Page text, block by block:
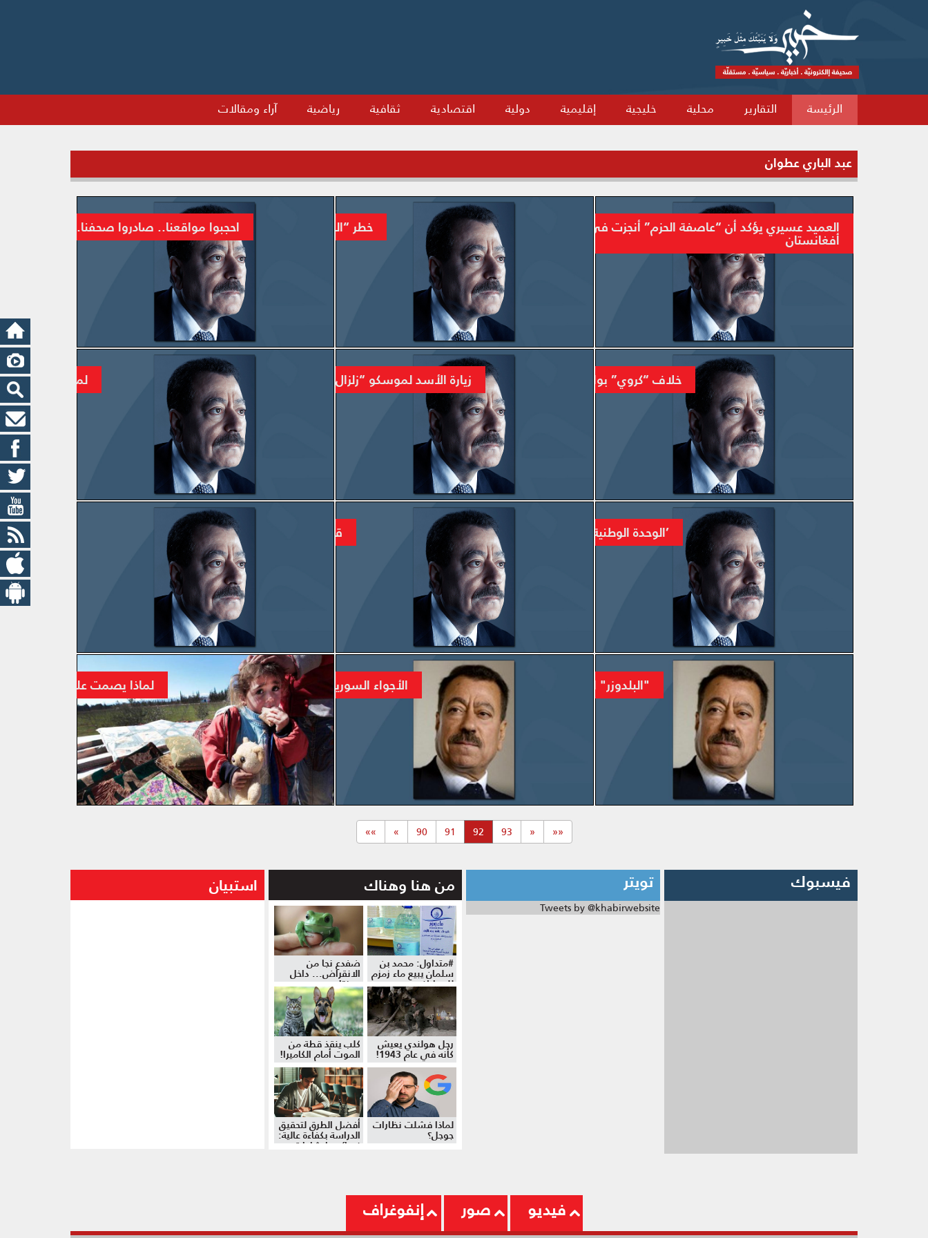
الرئيسة التقارير محلية خليجية إقليمية دولية اقتصادية ثقافية رياضية آراء ومقالات
عبد الباري عطوان
العميد عسيري يؤكد أن “عاصفة الحزم” أنجزت في اليمن ما فشل فيه حلف “الناتو” في
أفغانستان
خطر “الدولة الإسلامية” يتضاعف بعد تفجير شرم الشيخ
احجبوا مواقعنا.. صادروا صحفنا.. اطردونا
خلاف “كروي” بواجهة “سياسية” بين السعوديين والفلسطينيين..زيارة الأسد لموسكو “زلزال سياسي” ضرب المنطقة وخلط كل الأوراق فيها لماذا لا يتحمس
’الوحدة الوطنية’ التي ترتكز على المقاومة سيكون النصر حليفها قمة التواطؤ أن تهب حكومات عربية لنجدة نتنياهو!
"البلدوزر" الروسي يبدأ اجتياحه للمنطقة عبر البوابة السوريةالأجواء السورية تزدحم بالعديد من الطائرات المتعددة الجنسيات
لماذا يصمت علماؤنا
»» » 90 91 92
(current) 93 « ««
فيسبوك تويتر
Tweets by @khabirwebsite
من هنا وهناك
#متداول: محمد بن
سلمان يبيع ماء زمزم
للمواطنين
ضفدع نجا من
الانقراض... داخل
موزة!
رجل هولندي يعيش
كأنه في عام 1943!
كلب ينقذ قطة من
الموت أمام الكاميرا!
لماذا فشلت نظارات
جوجل؟
أفضل الطرق لتحقيق
الدراسة بكفاءة عالية:
نصائح وإرشادات
استبيان
فيديو صور إنفوغراف